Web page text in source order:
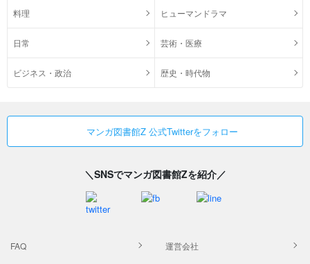
料理 ヒューマンドラマ
日常 芸術・医療
ビジネス・政治 歴史・時代物
マンガ図書館Z 公式Twitterをフォロー
＼SNSでマンガ図書館Zを紹介／
FAQ 運営会社